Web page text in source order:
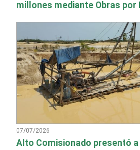
millones mediante Obras por
07/07/2026
Alto Comisionado presentó